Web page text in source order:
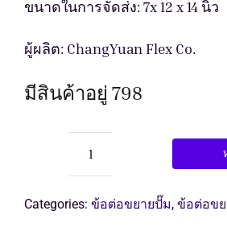
ขนาดในการจัดส่ง: 7x 12 x 14 นิ้ว
ผู้ผลิต: ChangYuan Flex Co.
มีสินค้าอยู่ 798
จำนวน
ต่อ
Categories: ข้อต่อขยายปั๊ม, ข้อต่อขย